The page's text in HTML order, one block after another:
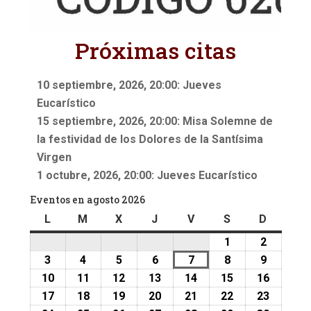
Próximas citas
10 septiembre, 2026, 20:00: Jueves
Eucarístico
15 septiembre, 2026, 20:00: Misa Solemne de
la festividad de los Dolores de la Santísima
Virgen
1 octubre, 2026, 20:00: Jueves Eucarístico
Eventos en agosto 2026
LlunesM martes
Xmiércoles
J jueves
Vviernes
Ssábado
D
1
agosto,
2026
22
agosto,
2026
3
agosto,
2026
4
agosto,
2026
55
agosto,
2026
66
agosto,
2026
77
agosto,
2026
88
agosto,
2026
99
agosto,
2026
1010
agosto,
11
agosto,
12
agosto,
13
agosto,
14
agosto,
15
agosto,
16
1717
1818
19 20 21 22 23